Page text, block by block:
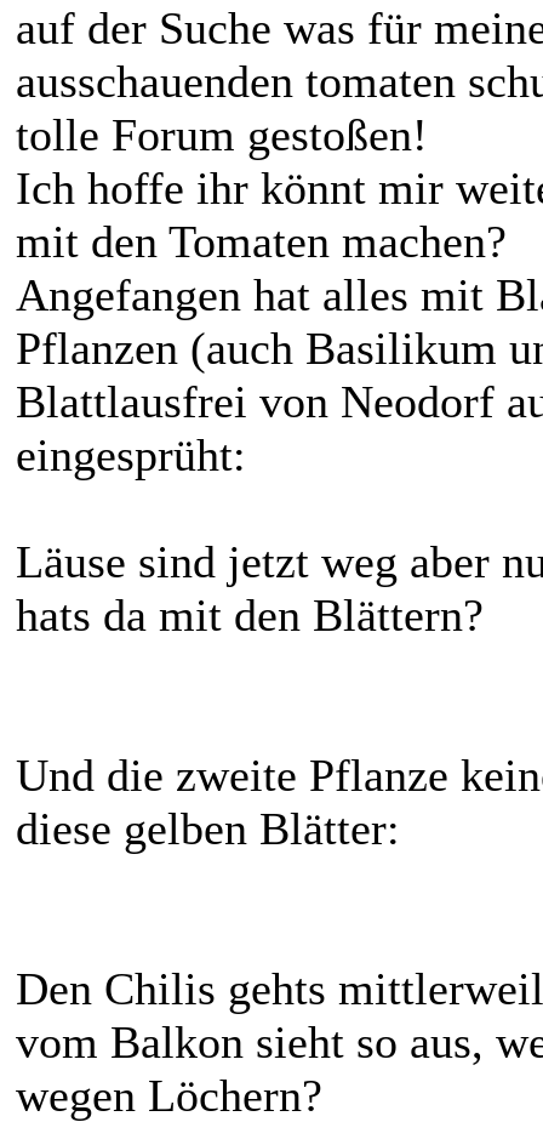
auf der Suche was für
ausschauenden tomaten
tolle Forum gestoßen!
Ich hoffe ihr könnt mir
mit den Tomaten machen?
Angefangen hat alles mit
Pflanzen (auch Basilikum
Blattlausfrei von Neodorf
eingesprüht:
Läuse sind jetzt weg aber
hats da mit den Blättern?
Und die zweite Pflanze
diese gelben Blätter:
Den Chilis gehts
vom Balkon sieht so aus,
wegen Löchern?